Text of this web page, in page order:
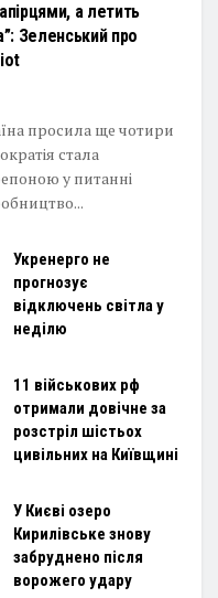
а летить
Зеленський про
просила ще чотири
стала
у питанні
Укренерго не
прогнозує
відключень світла у
неділю
11 військових рф
отримали довічне за
розстріл шістьох
цивільних на Київщині
У Києві озеро
Кирилівське знову
забруднено після
ворожего удару